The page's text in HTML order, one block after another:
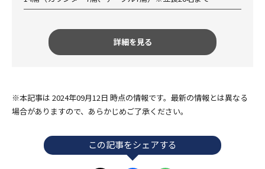
詳細を見る
※本記事は 2024年09月12日 時点の情報です。最新の情報とは異なる
場合がありますので、あらかじめご了承ください。
この記事をシェアする